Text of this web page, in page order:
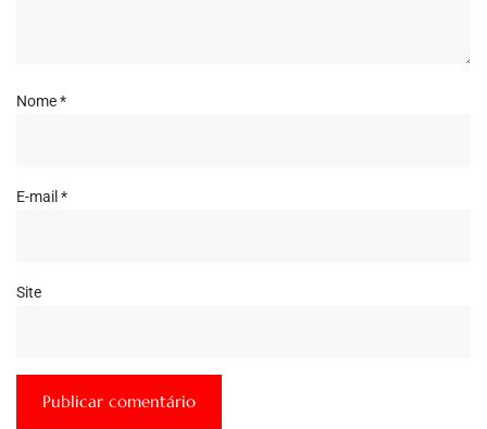
Nome*
E-mail *
Site